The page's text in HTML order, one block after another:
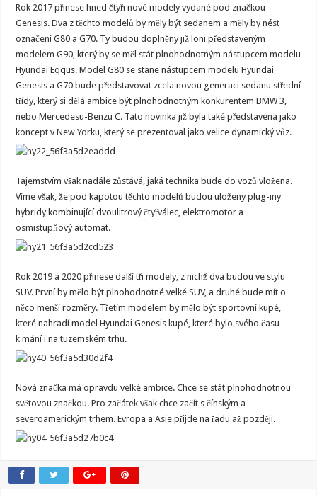
Rok 2017 přinese hned čtyři nové modely vydané pod značkou
Genesis. Dva z těchto modelů by měly být sedanem a měly by nést
označení G80 a G70. Ty budou doplněny již loni představeným
modelem G90, který by se měl stát plnohodnotným nástupcem modelu
Hyundai Eqqus. Model G80 se stane nástupcem modelu Hyundai
Genesis a G70 bude představovat zcela novou generaci sedanu střední
třídy, který si dělá ambice být plnohodnotným konkurentem BMW 3,
nebo Mercedesu-Benzu C. Tato novinka již byla také představena jako
koncept v New Yorku, který se prezentoval jako velice dynamický vůz.
Tajemstvím však nadále zůstává, jaká technika bude do vozů vložena.
Víme však, že pod kapotou těchto modelů budou uloženy plug-iny
hybridy kombinující dvoulitrový čtyřválec, elektromotor a
osmistupňový automat.
Rok 2019 a 2020 přinese další tři modely, z nichž dva budou ve stylu
SUV. První by mělo být plnohodnotné velké SUV, a druhé bude mít o
něco menší rozměry. Třetím modelem by mělo být sportovní kupé,
které nahradí model Hyundai Genesis kupé, které bylo svého času
k mání i na tuzemském trhu.
Nová značka má opravdu velké ambice. Chce se stát plnohodnotnou
světovou značkou. Pro začátek však chce začít s čínským a
severoamerickým trhem. Evropa a Asie přijde na řadu až později.